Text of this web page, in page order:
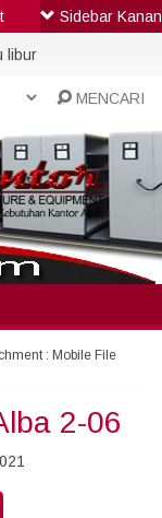
libur
MENCARI
: Mobile File
2-06
Sidebar Kanan